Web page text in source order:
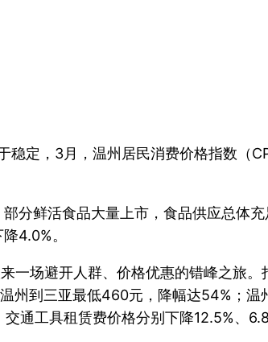
定，3月，温州居民消费价格指数（
分鲜活食品大量上市，食品供应总体
4.0%。
一场避开人群、价格优惠的错峰之旅。
州到三亚最低460元，降幅达54%；温
通工具租赁费价格分别下降12.5%、